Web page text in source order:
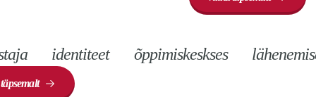
identiteet õppimiskeskses